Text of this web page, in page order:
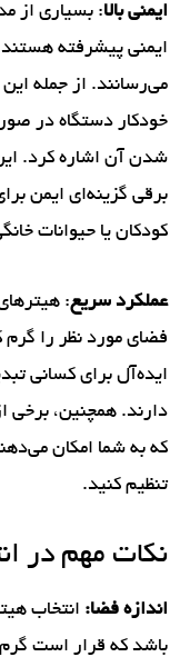
ایمنی بالا: بسیاری از
ایمنی پیشرفته
می‌رسانند. از جمله
خودکار دستگاه در
شدن آن اشاره کرد.
برقی گزینه‌ای ایمن
کودکان یا حیوانات
عملکرد سریع:
فضای مورد نظر را گرم
ایده‌آل برای کسانی
دارند. همچنین، برخی
که به شما امکان
تنظیم کنید.
نکات مهم در
اندازه فضا: انتخاب
باشد که قرار است